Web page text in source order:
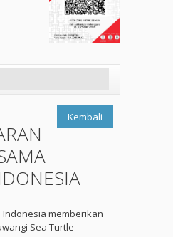
Kembali
Indonesia memberikan
Sea Turtle